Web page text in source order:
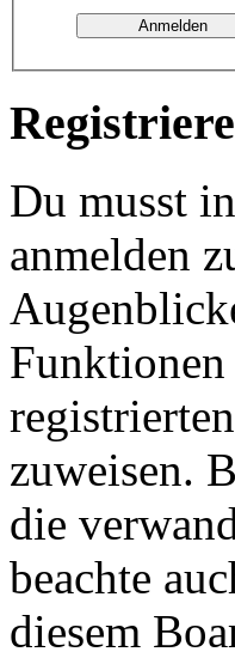
Du musst
anmelden
zuweisen.
die
beachte
diesem